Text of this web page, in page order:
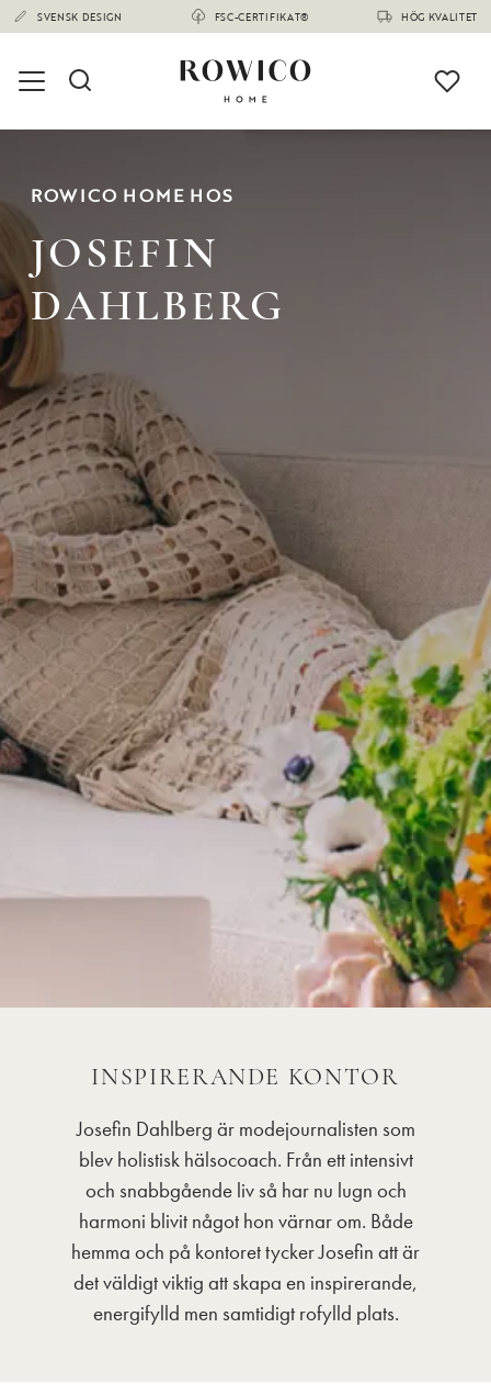
ROWICO HOME HOS
JOSEFIN
DAHLBERG
INSPIRERANDE KONTOR
Josefin Dahlberg är modejournalisten som
blev holistisk hälsocoach. Från ett intensivt
och snabbgående liv så har nu lugn och
harmoni blivit något hon värnar om. Både
hemma och på kontoret tycker Josefin att är
det väldigt viktig att skapa en inspirerande,
energifylld men samtidigt rofylld plats.